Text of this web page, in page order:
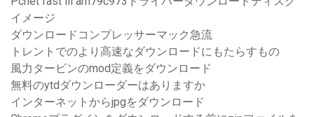
イメージ
ダウンロードコンプレッサーマック急流
トレントでのより高速なダウンロードにもたらすもの
風力タービンのmod定義をダウンロード
無料のytdダウンローダーはありますか
インターネットからjpgをダウンロード